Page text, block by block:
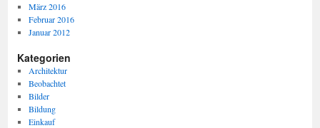
März 2016
Februar 2016
Januar 2012
Kategorien
Architektur
Beobachtet
Bilder
Bildung
Einkauf